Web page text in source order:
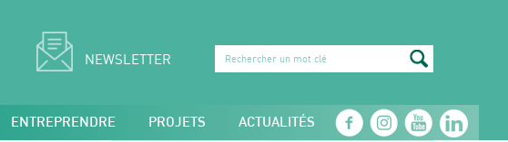
NEWSLETTER
ENTREPRENDRE PROJETS ACTUALITÉS